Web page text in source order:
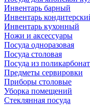
Инвентарь барный
Инвентарь
Инвентарь кухонный
Ножи и аксессуары
Посуда одноразовая
Посуда столовая
Посуда из
Предметы сервировки
Приборы столовые
Уборка помещений
Стеклянная посуда